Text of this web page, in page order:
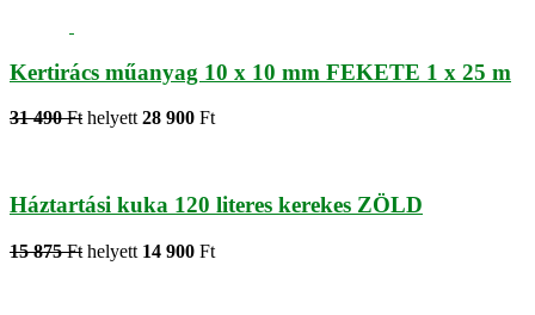
Kertirács műanyag 10 x 10 mm FEKETE 1 x 25 m
31 490 Ft helyett 28 900 Ft
Háztartási kuka 120 literes kerekes ZÖLD
15 875 Ft helyett 14 900 Ft